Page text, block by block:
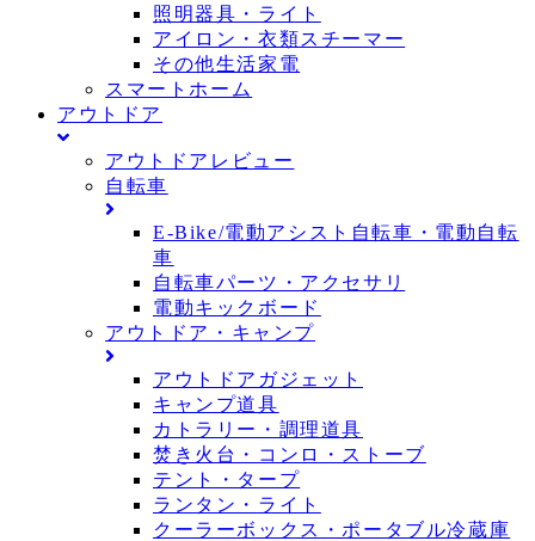
照明器具・ライト
アイロン・衣類スチーマー
その他生活家電
スマートホーム
アウトドア
アウトドアレビュー
自転車
E-Bike/電動アシスト自転車・電動自転
車
自転車パーツ・アクセサリ
電動キックボード
アウトドア・キャンプ
アウトドアガジェット
キャンプ道具
カトラリー・調理道具
焚き火台・コンロ・ストーブ
テント・タープ
ランタン・ライト
クーラーボックス・ポータブル冷蔵庫